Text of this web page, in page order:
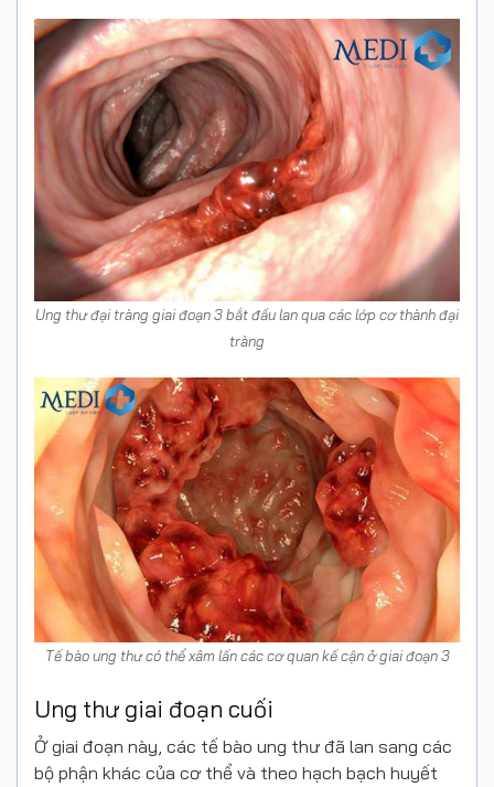
Ung thư đại tràng giai đoạn 3 bắt đầu lan qua các lớp cơ thành đại
tràng
Tế bào ung thư có thể xâm lấn các cơ quan kế cận ở giai đoạn 3
Ung thư giai đoạn cuối
Ở giai đoạn này, các tế bào ung thư đã lan sang các
bộ phận khác của cơ thể và theo hạch bạch huyết